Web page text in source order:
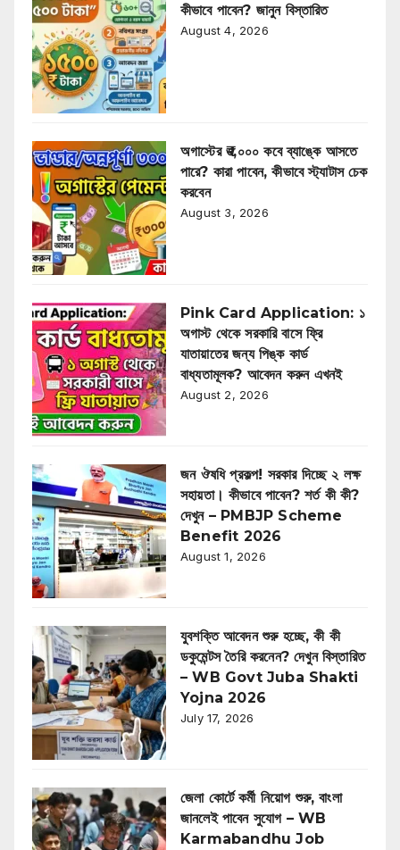
কীভাবে পাবেন? জানুন বিস্তারিত
August 4, 2026
অগাস্টের ₹৩,০০০ কবে ব্যাঙ্কে আসতে
পারে? কারা পাবেন, কীভাবে স্ট্যাটাস চেক
করবেন
August 3, 2026
Pink Card Application: ১
অগাস্ট থেকে সরকারি বাসে ফ্রি
যাতায়াতের জন্য পিঙ্ক কার্ড
বাধ্যতামূলক? আবেদন করুন এখনই
August 2, 2026
জন ঔষধি প্রকল্প! সরকার দিচ্ছে ২ লক্ষ
সহায়তা। কীভাবে পাবেন? শর্ত কী কী?
দেখুন – PMBJP Scheme
Benefit 2026
August 1, 2026
যুবশক্তি আবেদন শুরু হচ্ছে, কী কী
ডকুমেন্টস তৈরি করনেন? দেখুন বিস্তারিত
– WB Govt Juba Shakti
Yojna 2026
July 17, 2026
জেলা কোর্টে কর্মী নিয়োগ শুরু, বাংলা
জানলেই পাবেন সুযোগ – WB
Karmabandhu Job